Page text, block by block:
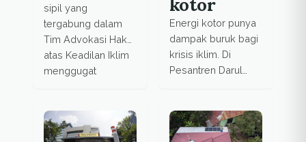
sipil yang
tergabung dalam
Tim Advokasi Hak
atas Keadilan Iklim
menggugat
proyek
Pembangunan PLTU
kotor
Energi kotor punya
dampak buruk bagi
krisis iklim. Di
Pesantren Darul
dipasang solar
panel tenaga surya.